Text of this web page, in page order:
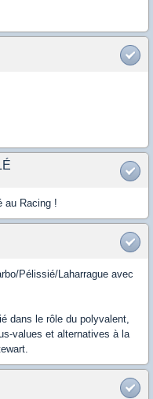
au Racing !
Pélissié/Laharrague avec
dans le rôle du polyvalent,
values et alternatives à la